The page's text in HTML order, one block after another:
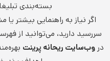
بسته‌بندی
اگر نیاز به راهنمایی بیشتر
سررسید دارید، می‌توانید از
دروب‌سایت ریحانه پرینت